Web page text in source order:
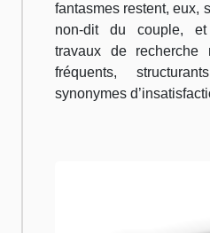
fantasmes restent, eux,
non-dit du couple, et
travaux de recherche
fréquents,
synonymes